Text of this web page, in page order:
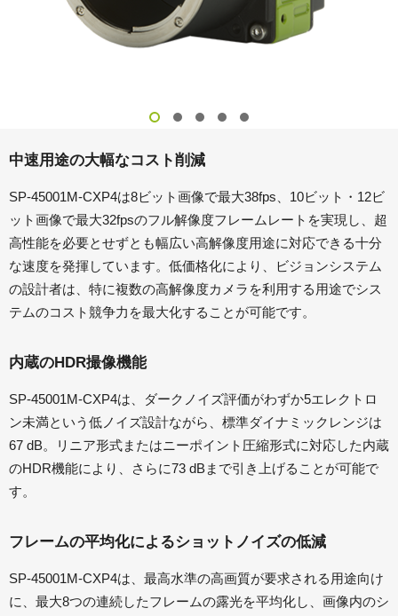
中速用途の大幅なコスト削減
SP-45001M-CXP4は8ビット画像で最大38fps、10ビット・12ビ
ット画像で最大32fpsのフル解像度フレームレートを実現し、超
高性能を必要とせずとも幅広い高解像度用途に対応できる十分
な速度を発揮しています。低価格化により、ビジョンシステム
の設計者は、特に複数の高解像度カメラを利用する用途でシス
テムのコスト競争力を最大化することが可能です。
内蔵のHDR撮像機能
SP-45001M-CXP4は、ダークノイズ評価がわずか5エレクトロ
ン未満という低ノイズ設計ながら、標準ダイナミックレンジは
67 dB。リニア形式またはニーポイント圧縮形式に対応した内蔵
のHDR機能により、さらに73 dBまで引き上げることが可能で
す。
フレームの平均化によるショットノイズの低減
SP-45001M-CXP4は、最高水準の高画質が要求される用途向け
に、最大8つの連続したフレームの露光を平均化し、画像内のシ